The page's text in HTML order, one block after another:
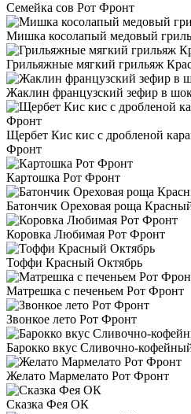
Семейка сов Рот Фронт
Мишка косолапый медовый
Грильяжные мягкий грильяж
Жаклин французский зефир в
Щербет Кис кис с дробленой
Фронт
Картошка Рот Фронт
Батончик Ореховая роща
Коровка Любимая Рот Фронт
Тоффи Красный Октябрь
Матрешка с печеньем Рот Фронт
Звонкое лето Рот Фронт
Барокко вкус Сливочно-
Желато Мармелато Рот Фронт
Сказка Фея ОК